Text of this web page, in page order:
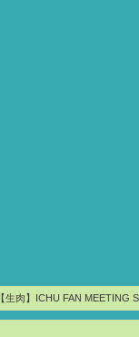
【生肉】ICHU FAN MEETING